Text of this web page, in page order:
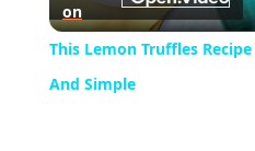
on
This Lemon Truffles
And Simple